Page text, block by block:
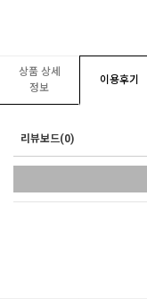
상품 상세
정보
이용후기
리뷰보드(0)